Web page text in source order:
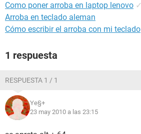
Como poner arroba en laptop lenovo ✓
Arroba en teclado aleman
Cómo escribir el arroba con mi teclado
1 respuesta
RESPUESTA 1 / 1
Ye§+
23 may 2010 a las 23:15